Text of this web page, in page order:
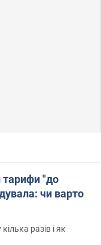
тарифи "до
чи варто
разів і як